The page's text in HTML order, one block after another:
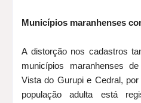
Municípios maranhenses
A distorção nos cadastros
municípios maranhenses
Vista do Gurupi e Cedral,
população adulta está